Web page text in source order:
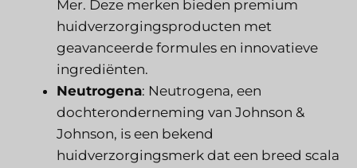
Mer. Deze merken bieden premium
huidverzorgingsproducten met
geavanceerde formules en innovatieve
ingrediënten.
Neutrogena: Neutrogena, een
dochteronderneming van Johnson &
Johnson, is een bekend
huidverzorgingsmerk dat een breed scala